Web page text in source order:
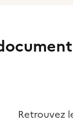
Retrouvez